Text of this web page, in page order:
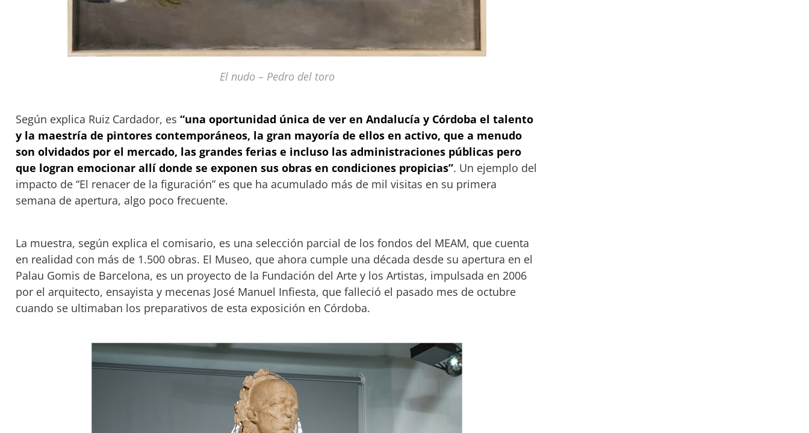
El nudo – Pedro del toro
Según explica Ruiz Cardador, es “una oportunidad única de ver en Andalucía y Córdoba el talento
y la maestría de pintores contemporáneos, la gran mayoría de ellos en activo, que a menudo
son olvidados por el mercado, las grandes ferias e incluso las administraciones públicas pero
que logran emocionar allí donde se exponen sus obras en condiciones propicias”. Un ejemplo del
impacto de “El renacer de la figuración” es que ha acumulado más de mil visitas en su primera
semana de apertura, algo poco frecuente.
La muestra, según explica el comisario, es una selección parcial de los fondos del MEAM, que cuenta
en realidad con más de 1.500 obras. El Museo, que ahora cumple una década desde su apertura en el
Palau Gomis de Barcelona, es un proyecto de la Fundación del Arte y los Artistas, impulsada en 2006
por el arquitecto, ensayista y mecenas José Manuel Infiesta, que falleció el pasado mes de octubre
cuando se ultimaban los preparativos de esta exposición en Córdoba.